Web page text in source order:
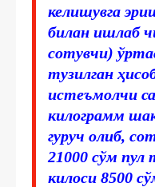
келишувга
билан ишлаб
сотувчи)
тузилган
истеъмолчи
килограмм
гуруч олиб,
21000 сўм
килоси 8500